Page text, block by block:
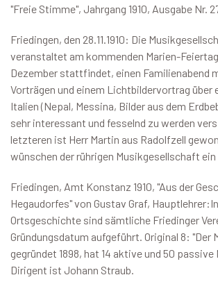
"Freie Stimme", Jahrgang 1910, Ausgabe Nr.
Friedingen, den 28.11.1910: Die
veranstaltet am kommenden Marien-
Dezember stattfindet, einen Familienabend
Vorträgen und einem Lichtbildervortrag über
Italien (Nepal, Messina, Bilder aus dem
sehr interessant und fesselnd zu werden
letzteren ist Herr Martin aus Radolfzell
wünschen der rührigen Musikgesellschaft ein
Friedingen, Amt Konstanz 1910, "Aus der
Hegaudorfes" von Gustav Graf,
Ortsgeschichte sind sämtliche Friedinger
Gründungsdatum aufgeführt. Original 8: "Der
gegründet 1898, hat 14 aktive und 50 passive
Dirigent ist Johann Straub.